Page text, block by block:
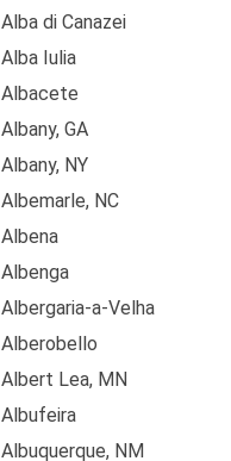
Alba di Canazei
Alba Iulia
Albacete
Albany, GA
Albany, NY
Albemarle, NC
Albena
Albenga
Albergaria-a-Velha
Alberobello
Albert Lea, MN
Albufeira
Albuquerque, NM